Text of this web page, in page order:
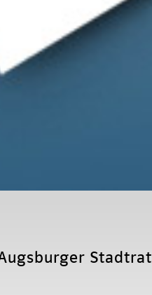
Stadtrat